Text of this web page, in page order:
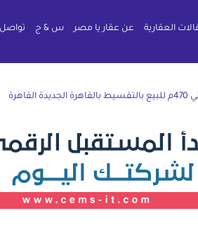
العقارية عن عقار يا مصر س & ج